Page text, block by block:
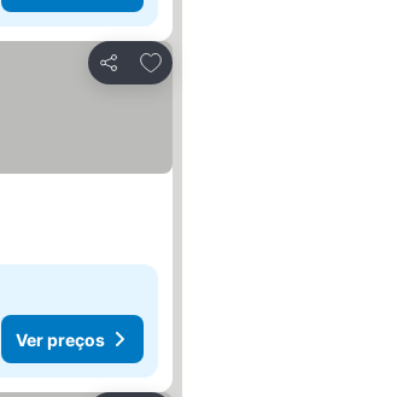
Partilhar
Adicionar aos favoritos
Ver preços